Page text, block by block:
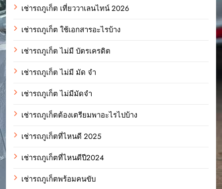
เช่ารถภูเก็ต เที่ยววาเลนไทน์ 2026
เช่ารถภูเก็ต ใช้เอกสารอะไรบ้าง
เช่ารถภูเก็ต ไม่มี บัตรเครดิต
เช่ารถภูเก็ต ไม่มี มัด จํา
เช่ารถภูเก็ต ไม่มีมัดจำ
เช่ารถภูเก็ตต้องเตรียมพาอะไรไปบ้าง
เช่ารถภูเก็ตที่ไหนดี 2025
เช่ารถภูเก็ตที่ไหนดีปี2024
เช่ารถภูเก็ตพร้อมคนขับ